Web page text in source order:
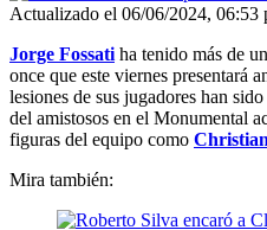
Actualizado el 06/06/2024, 06:53
Jorge Fossati ha tenido más de
once que este viernes presentará
lesiones de sus jugadores han
del amistosos en el Monumental
figuras del equipo como
Mira también: